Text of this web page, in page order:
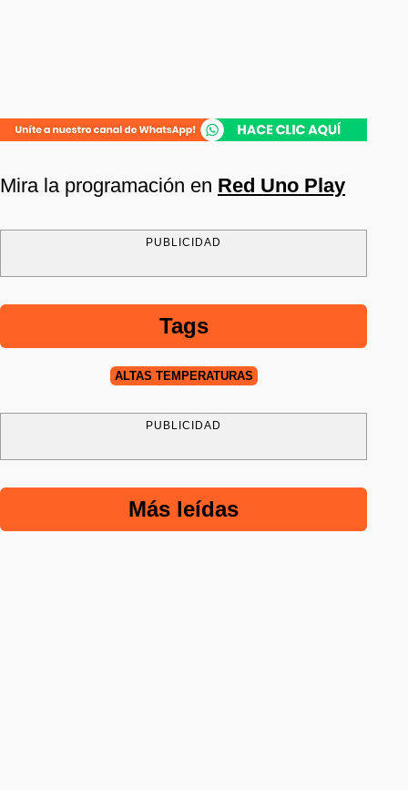
Mira la programación en Red Uno Play
PUBLICIDAD
Tags
ALTAS TEMPERATURAS
PUBLICIDAD
Más leídas